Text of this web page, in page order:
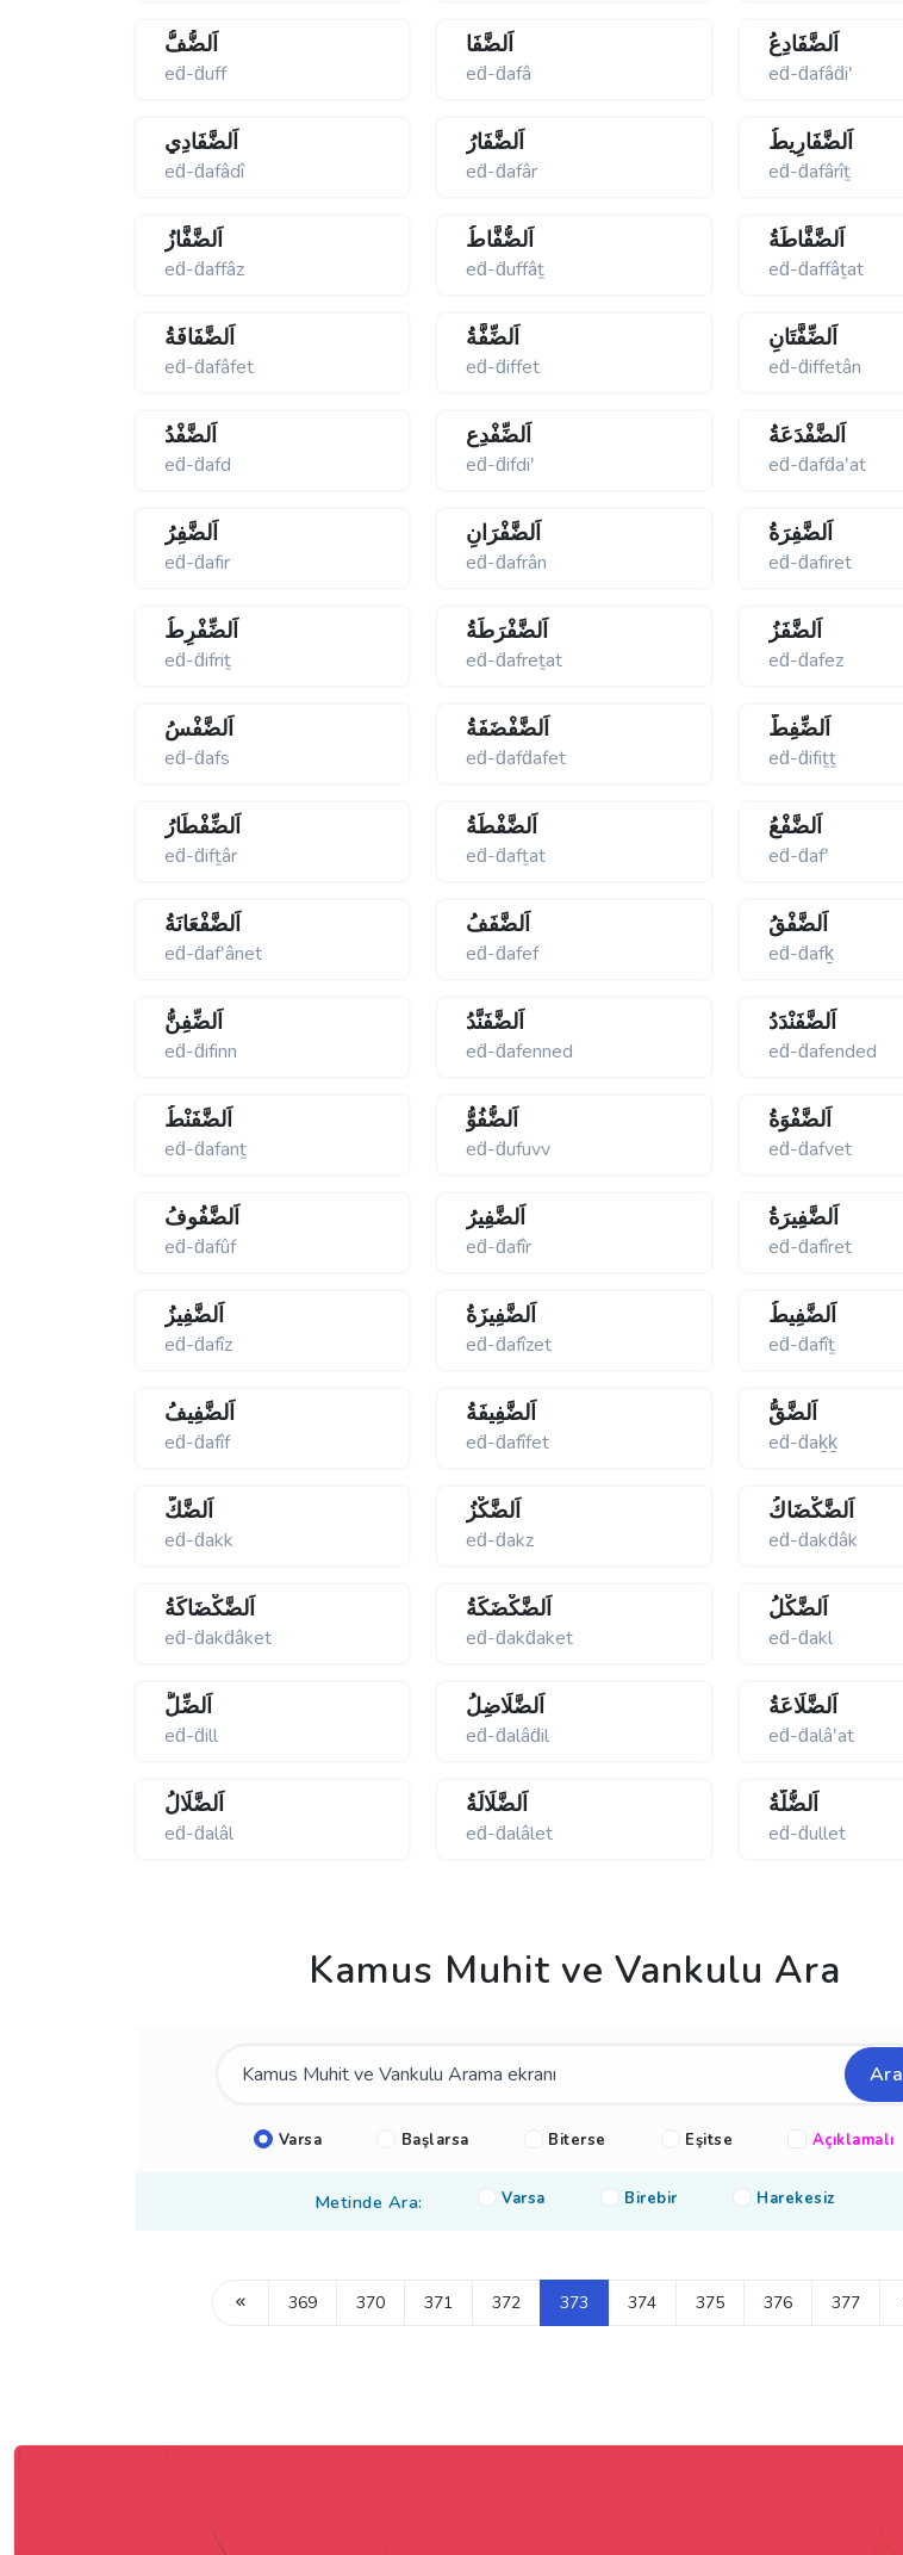
اَلضُّفُّ
eḋ-ḋuff
اَلضَّفَا
eḋ-ḋafâ
اَلضَّفَادِعُ
eḋ-ḋafâḋiʹ
اَلضَّفَادِي
eḋ-ḋafâdî
اَلضَّفَارُ
eḋ-ḋafâr
اَلضَّفَارِيطُ
eḋ-ḋafârîṯ
اَلضَّفَّازُ
eḋ-ḋaffâz
اَلضُّفَّاطُ
eḋ-ḋuffâṯ
اَلضَّفَّاطَةُ
eḋ-ḋaffâṯat
اَلضَّفَافَةُ
eḋ-ḋafâfet
اَلضِّفَّةُ
eḋ-ḋiffet
اَلضِّفَّتَانِ
eḋ-ḋiffetân
اَلضَّفْدُ
eḋ-ḋafd
اَلضِّفْدِع
eḋ-ḋifdiʹ
اَلضَّفْدَعَةُ
eḋ-ḋafḋaʹat
اَلضَّفِرُ
eḋ-ḋafir
اَلضَّفْرَانِ
eḋ-ḋafrân
اَلضَّفِرَةُ
eḋ-ḋafiret
اَلضِّفْرِطُ
eḋ-ḋifriṯ
اَلضَّفْرَطَةُ
eḋ-ḋafreṯat
اَلضَّفَزُ
eḋ-ḋafez
اَلضَّفْسُ
eḋ-ḋafs
اَلضَّفْضَفَةُ
eḋ-ḋafḋafet
اَلضِّفِطُّ
eḋ-ḋifiṯṯ
اَلضِّفْطَارُ
eḋ-ḋifṯâr
اَلضَّفْطَةُ
eḋ-ḋafṯat
اَلضَّفْعُ
eḋ-ḋafʹ
اَلضَّفْعَانَةُ
eḋ-ḋafʹânet
اَلضَّفَفُ
eḋ-ḋafef
اَلضَّفْقُ
eḋ-ḋafḵ
اَلضِّفِنُّ
eḋ-ḋifinn
اَلضَّفَنَّدُ
eḋ-ḋafenned
اَلضَّفَنْدَدُ
eḋ-ḋafended
اَلضَّفَنْطُ
eḋ-ḋafanṯ
اَلضُّفُوُّ
eḋ-ḋufuvv
اَلضَّفْوَةُ
eḋ-ḋafvet
اَلضَّفُوفُ
eḋ-ḋafûf
اَلضَّفِيرُ
eḋ-ḋafîr
اَلضَّفِيرَةُ
eḋ-ḋafîret
اَلضَّفِيزُ
eḋ-ḋafîz
اَلضَّفِيزَةُ
eḋ-ḋafîzet
اَلضَّفِيطُ
eḋ-ḋafîṯ
اَلضَّفِيفُ
eḋ-ḋafîf
اَلضَّفِيفَةُ
eḋ-ḋafîfet
اَلضَّقُّ
eḋ-ḋaḵḵ
اَلضَّكُّ
eḋ-ḋakk
اَلضَّكْزُ
eḋ-ḋakz
اَلضَّكْضَاكُ
eḋ-ḋakḋâk
اَلضَّكْضَاكَةُ
eḋ-ḋakḋâket
اَلضَّكْضَكَةُ
eḋ-ḋakḋaket
اَلضَّكْلُ
eḋ-ḋakl
اَلضِّلُّ
eḋ-ḋill
اَلضَّلَاضِلُ
eḋ-ḋalâḋil
اَلضَّلَاعَةُ
eḋ-ḋalâʹat
اَلضَّلَالُ
eḋ-ḋalâl
اَلضَّلَالَةُ
eḋ-ḋalâlet
اَلضُّلَّةُ
eḋ-ḋullet
Kamus Muhit ve Vankulu Ara
Ara
Varsa Başlarsa Biterse Eşitse Açıklamalı
Metinde Ara: Varsa Birebir Harekesiz
369 370 371 372 373 374 375 376 377